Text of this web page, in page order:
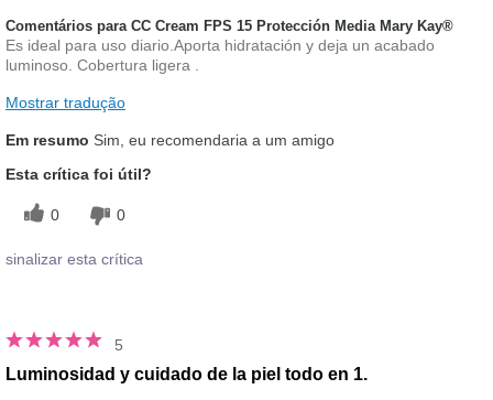
Comentários para CC Cream FPS 15 Protección Media Mary Kay®
Es ideal para uso diario.Aporta hidratación y deja un acabado
luminoso. Cobertura ligera .
Mostrar tradução
Em resumo Sim, eu recomendaria a um amigo
Esta crítica foi útil?
0 0
sinalizar esta crítica
5
Luminosidad y cuidado de la piel todo en 1.